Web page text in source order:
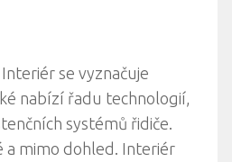
se vyznačuje
nabízí řadu technologií,
systémů řidiče.
a mimo dohled. Interiér